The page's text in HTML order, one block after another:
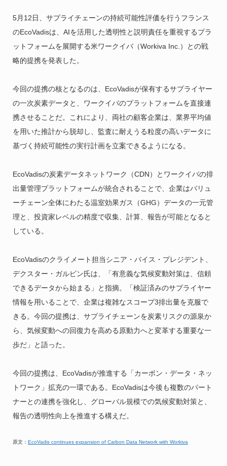
5月12日、サプライチェーンの持続可能性評価を行うフランス
のEcoVadisは、AIを活用した透明性と説明責任を重視するプラ
ットフォームを展開する米ワークイバ（Workiva Inc.）との戦
略的提携を発表した。
今回の提携の核となるのは、EcoVadisが保有するサプライヤー
の一次炭素データと、ワークイバのプラットフォームを直接連
携させることだ。これにより、両社の顧客企業は、業界平均値
を用いた推計から脱却し、監査に耐えうる粒度の高いデータに
基づく持続可能性の実行計画を立案できるようになる。
EcoVadisの炭素データネットワーク（CDN）とワークイバの排
出量管理プラットフォームが統合されることで、企業はバリュ
ーチェーン全体にわたる温室効果ガス（GHG）データの一元管
理と、投資家レベルの精度で収集、計算、報告が可能となると
している。
EcoVadisのクライメート担当シニア・バイス・プレジデント、
デクスター・ガルビン氏は、「有意義な気候変動対策は、信頼
できるデータから始まる」と指摘。「検証済みのサプライヤー
情報を用いることで、企業は複雑なスコープ3排出量を克服で
きる。今回の提携は、サプライチェーンを炭素リスクの源泉か
ら、気候変動への回復力を高める原動力へと変革する重要な一
歩だ」と語った。
今回の提携は、EcoVadisが推進する「カーボン・データ・ネッ
トワーク」拡充の一環である。EcoVadisは今後も複数のパート
ナーとの連携を強化し、グローバル規模での気候変動対策と、
報告の透明性向上を推進する構えだ。
原文： EcoVadis continues expansion of Carbon Data Network with Workiva